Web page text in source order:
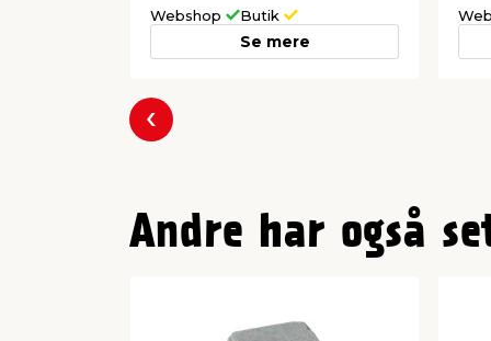
Webshop Butik
Se mere
Forrige
Andre har også